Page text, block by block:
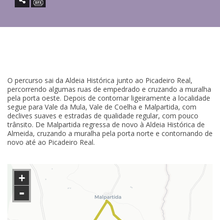
O percurso sai da Aldeia Histórica junto ao Picadeiro Real,
percorrendo algumas ruas de empedrado e cruzando a muralha
pela porta oeste. Depois de contornar ligeiramente a localidade
segue para Vale da Mula, Vale de Coelha e Malpartida, com
declives suaves e estradas de qualidade regular, com pouco
trânsito. De Malpartida regressa de novo à Aldeia Histórica de
Almeida, cruzando a muralha pela porta norte e contornando de
novo até ao Picadeiro Real.
+
-